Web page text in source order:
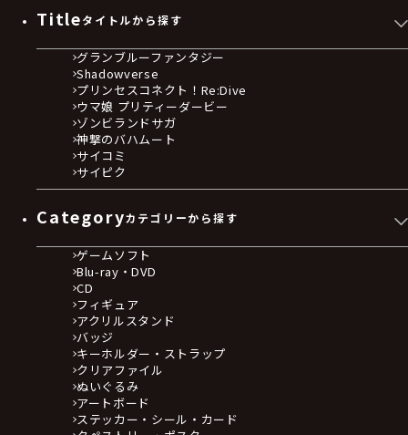
Titleタイトルから探す
グランブルーファンタジー
Shadowverse
プリンセスコネクト！Re:Dive
ウマ娘 プリティーダービー
ゾンビランドサガ
神撃のバハムート
サイコミ
サイピク
Categoryカテゴリーから探す
ゲームソフト
Blu-ray・DVD
CD
フィギュア
アクリルスタンド
バッジ
キーホルダー・ストラップ
クリアファイル
ぬいぐるみ
アートボード
ステッカー・シール・カード